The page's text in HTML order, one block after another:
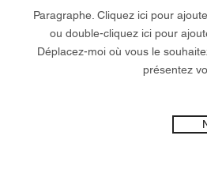
Paragraphe. Cliquez ici pour
ou double-cliquez ici pour
Déplacez-moi où vous le
présentez